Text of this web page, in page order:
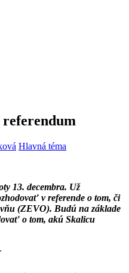
Hlavná téma
13. decembra. Už
v referende o tom, či
(ZEVO). Budú na základe
o tom, akú Skalicu